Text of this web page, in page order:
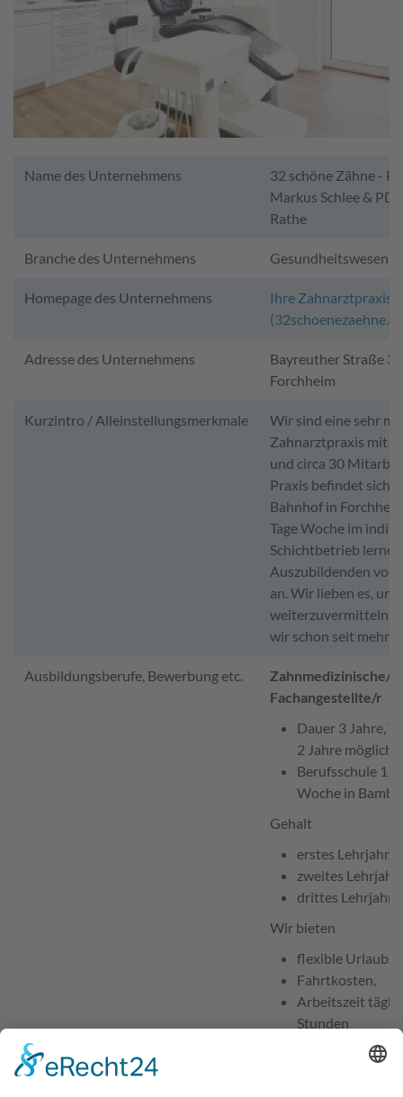
Name des Unternehmens
32 schöne Zähne -
Markus Schlee & PD
Rathe
Branche des Unternehmens Gesundheitswesen -
Homepage des Unternehmens
Ihre Zahnarztpraxis
Adresse des Unternehmens
Bayreuther Straße
Forchheim
Kurzintro / Alleinstellungsmerkmale
Wir sind eine sehr
Zahnarztpraxis mit 4
und circa 30
Praxis befindet sich
Bahnhof in
Tage Woche im
Schichtbetrieb
Auszubildenden
an. Wir lieben es,
weiterzuvermitteln
wir schon seit mehr
Ausbildungsberufe, Bewerbung etc.
Zahnmedizinische/r
Fachangestellte/r
Dauer 3 Jahre,
2 Jahre möglich
Berufsschule 1
Woche in
Gehalt
erstes Lehrjahr
zweites Lehrjahr
drittes Lehrjahr
Wir bieten
flexible
Fahrtkosten,
Arbeitszeit
Stunden